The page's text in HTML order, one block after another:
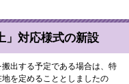
」対応様式の新設
出する予定である場合は、特
を定めることとしましたの